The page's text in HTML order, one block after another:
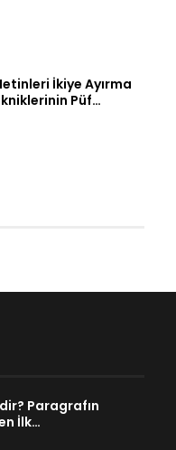
İkiye Ayırma
Püf…
Paragrafın
İlk…